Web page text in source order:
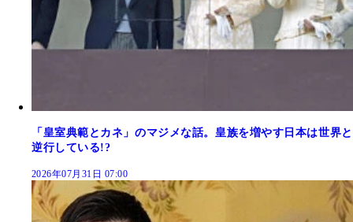
「皇室典範とカネ」のマジメな話。皇族を増やす日本は世界と
逆行している!?
2026年07月31日 07:00